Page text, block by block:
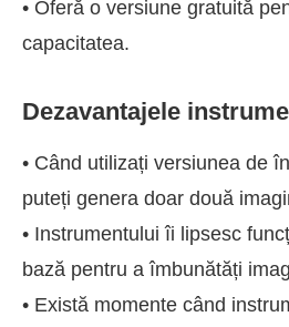
• Oferă o versiune gratuită
capacitatea.
Dezavantajele
• Când utilizați versiunea de
puteți genera doar două
• Instrumentului îi lipsesc
bază pentru a îmbunătăți
• Există momente când